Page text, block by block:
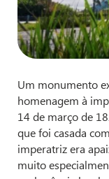
Um monumento
homenagem à
14 de março de
que foi casada
imperatriz era
muito